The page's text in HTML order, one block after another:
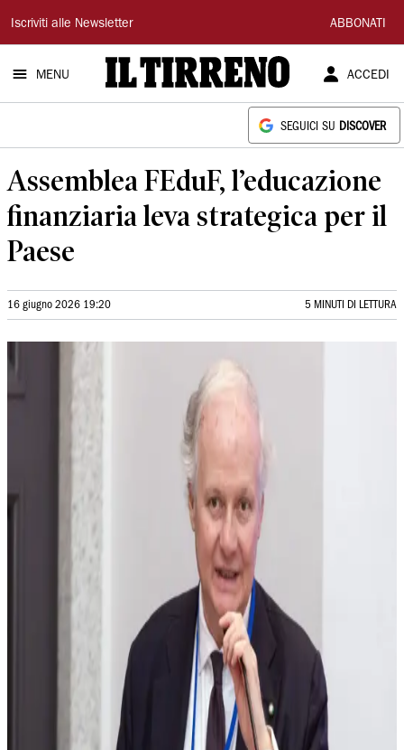
Il
Tirreno
Iscriviti alle Newsletter ABBONATI
MENU ACCEDI
SEGUICI SU DISCOVER
Assemblea FEduF, l’educazione
finanziaria leva strategica per il
Paese
16 giugno 2026 19:20 5 MINUTI DI LETTURA